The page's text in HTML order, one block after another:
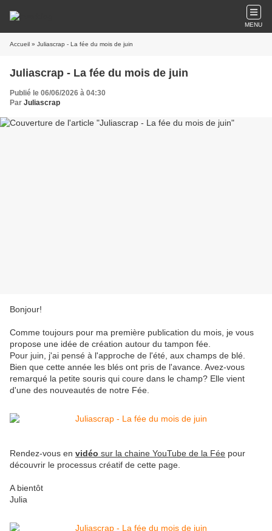
MENU
Accueil » Juliascrap - La fée du mois de juin
Juliascrap - La fée du mois de juin
Publié le 06/06/2026 à 04:30
Par Juliascrap
Bonjour!
Comme toujours pour ma première publication du mois, je vous
propose une idée de création autour du tampon fée.
Pour juin, j'ai pensé à l'approche de l'été, aux champs de blé.
Bien que cette année les blés ont pris de l'avance. Avez-vous
remarqué la petite souris qui coure dans le champ? Elle vient
d'une des nouveautés de notre Fée.
Rendez-vous en vidéo sur la chaine YouTube de la Fée pour
découvrir le processus créatif de cette page.
A bientôt
Julia